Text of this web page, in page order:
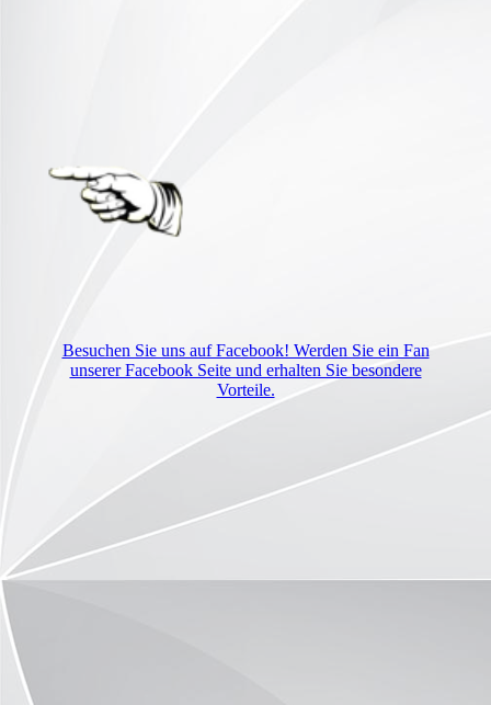
Besuchen Sie uns auf Facebook! Werden Sie ein Fan
unserer Facebook Seite und erhalten Sie besondere
Vorteile.